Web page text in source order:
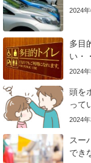
2024
多目
い・・
2024
頭を
って
2024
スー
でき